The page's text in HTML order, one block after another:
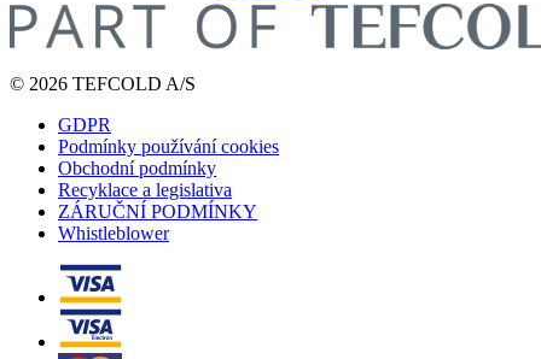
© 2026 TEFCOLD A/S
GDPR
Podmínky používání cookies
Obchodní podmínky
Recyklace a legislativa
ZÁRUČNÍ PODMÍNKY
Whistleblower